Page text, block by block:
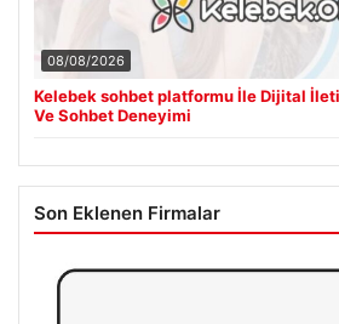
08/08/2026
Kelebek sohbet platformu İle Dijital
Ve Sohbet Deneyimi
Son Eklenen Firmalar